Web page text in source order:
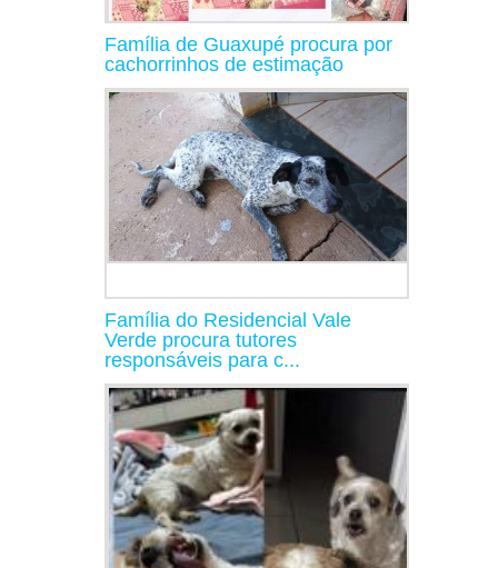
Família de Guaxupé procura por
cachorrinhos de estimação
Família do Residencial Vale
Verde procura tutores
responsáveis para c...